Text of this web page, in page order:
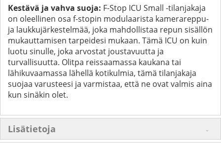
Kestävä ja vahva suoja: F-Stop ICU Small -tilanjakaja
on oleellinen osa f-stopin modulaarista kamerareppu-
ja laukkujärkestelmää, joka mahdollistaa repun sisällön
mukauttamisen tarpeidesi mukaan. Tämä ICU on kuin
luotu sinulle, joka arvostat joustavuutta ja
turvallisuutta. Olitpa reissaamassa kaukana tai
lähikuvaamassa lähellä kotikulmia, tämä tilanjakaja
suojaa varusteesi ja varmistaa, että ne ovat valmis aina
kun sinäkin olet.
Lisätietoja